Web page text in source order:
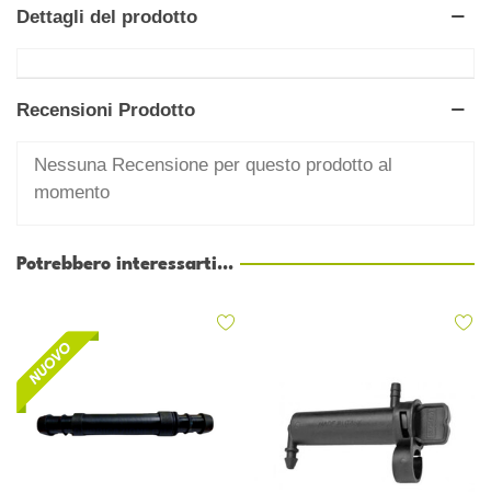
Dettagli del prodotto
Recensioni Prodotto
Nessuna Recensione per questo prodotto al
momento
Potrebbero interessarti...